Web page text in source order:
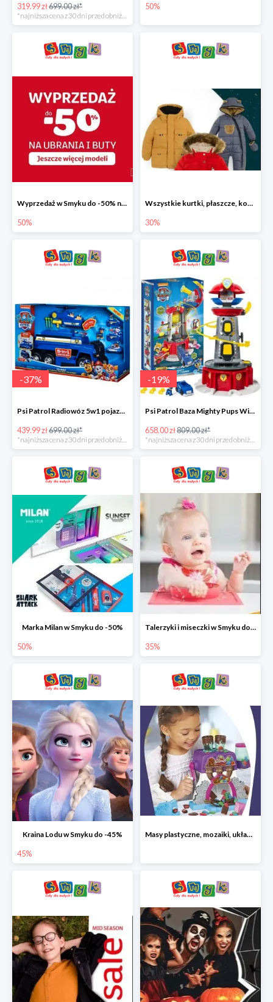
319.99 zł699.00 zł* 50%
Wyprzedaż w Smyku do -50% na ubrania i buty
50%
Wszystkie kurtki, płaszcze, kombinezony i spodnie narciarskie -30%
30%
-37%
Psi Patrol Radiowóz 5w1 pojazd ratunkowy z figurką Chase'a -37%
439.99 zł699.00 zł*
-19%
Psi Patrol Baza Mighty Pups Wieża obserwacyjna+pojazd z figurką -19%
658.00 zł809.00 zł*
Marka Milan w Smyku do -50%
50%
Talerzyki i miseczki w Smyku do -35%
35%
Kraina Lodu w Smyku do -45%
45%
Masy plastyczne, mozaiki, układanki do -45%